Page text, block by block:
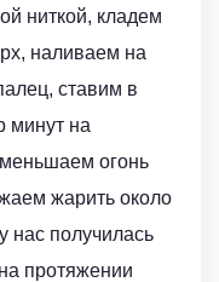
ниткой, кладем
наливаем на
ставим в
минут на
огонь
жарить около
нас получилась
протяжении